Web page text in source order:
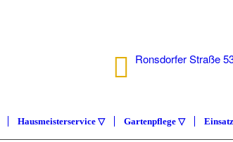
Ronsdorfer Straße
Hausmeisterservice ▽ Gartenpflege ▽